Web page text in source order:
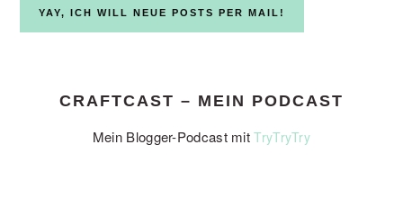
CRAFTCAST – MEIN PODCAST
Mein Blogger-Podcast mitTryTryTry